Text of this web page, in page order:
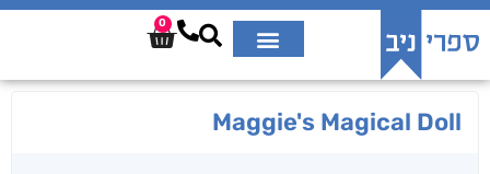
0
Maggie's Magical Doll